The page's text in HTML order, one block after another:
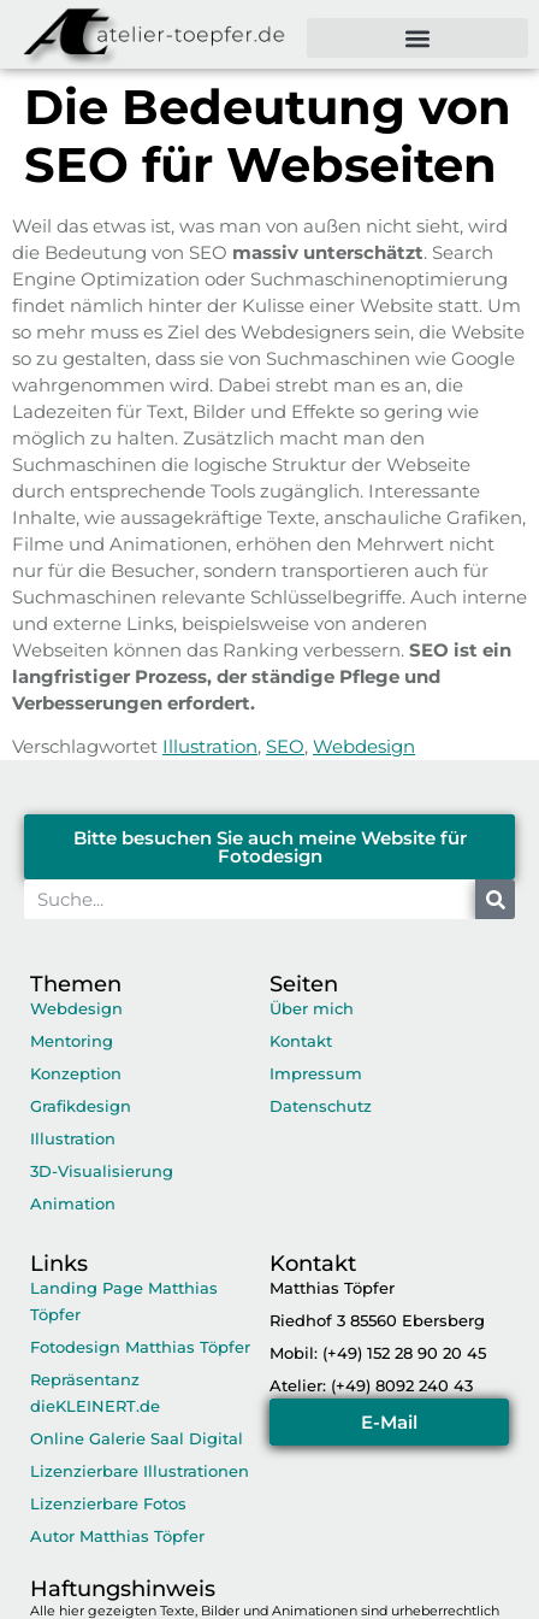
Die Bedeutung von
SEO für Webseiten
Weil das etwas ist, was man von außen nicht sieht, wird
die Bedeutung von SEO massiv unterschätzt. Search
Engine Optimization oder Suchmaschinenoptimierung
findet nämlich hinter der Kulisse einer Website statt. Um
so mehr muss es Ziel des Webdesigners sein, die Website
so zu gestalten, dass sie von Suchmaschinen wie Google
wahrgenommen wird. Dabei strebt man es an, die
Ladezeiten für Text, Bilder und Effekte so gering wie
möglich zu halten. Zusätzlich macht man den
Suchmaschinen die logische Struktur der Webseite
durch entsprechende Tools zugänglich. Interessante
Inhalte, wie aussagekräftige Texte, anschauliche Grafiken,
Filme und Animationen, erhöhen den Mehrwert nicht
nur für die Besucher, sondern transportieren auch für
Suchmaschinen relevante Schlüsselbegriffe. Auch interne
und externe Links, beispielsweise von anderen
Webseiten können das Ranking verbessern. SEO ist ein
langfristiger Prozess, der ständige Pflege und
Verbesserungen erfordert.
Verschlagwortet Illustration, SEO, Webdesign
Bitte besuchen Sie auch meine Website für
Fotodesign
Haftungshinweis
Alle hier gezeigten Texte, Bilder und Animationen sind urheberrechtlich
Themen
Webdesign
Mentoring
Konzeption
Grafikdesign
Illustration
3D-Visualisierung
Animation
Seiten
Über mich
Kontakt
Impressum
Datenschutz
Links
Landing Page Matthias
Töpfer
Fotodesign Matthias Töpfer
Repräsentanz
dieKLEINERT.de
Online Galerie Saal Digital
Lizenzierbare Illustrationen
Lizenzierbare Fotos
Autor Matthias Töpfer
Kontakt
Matthias Töpfer
Riedhof 3 85560 Ebersberg
Mobil: (+49) 152 28 90 20 45
Atelier: (+49) 8092 240 43
E-Mail